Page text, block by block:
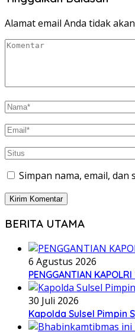
Alamat email Anda tidak
Simpan nama, email,
BERITA UTAMA
6 Agustus 2026
PENGGANTIAN
30 Juli 2026
Kapolda Sulsel Pimpin